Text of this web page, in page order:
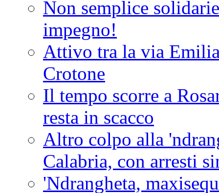
Non semplice
impegno!
Attivo tra la via
Crotone
Il tempo scorre a
resta in scacco
Altro colpo alla
Calabria, con arresti
'Ndrangheta,